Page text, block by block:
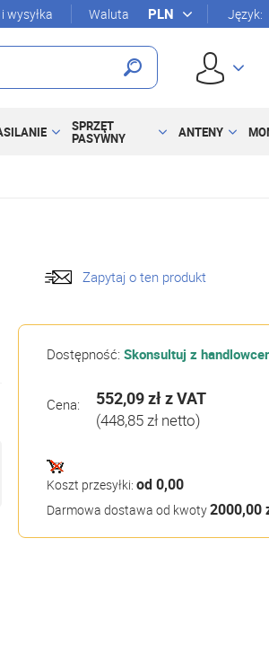
wysyłka Waluta Język:
SPRZĘT
PASYWNY ANTENY
Zapytaj o ten produkt
Dostępność: Skonsultuj z
Cena: 552,09 złz VAT
(448,85 zł netto)
Koszt przesyłki: od 0,00
Darmowa dostawa od kwoty2000,00